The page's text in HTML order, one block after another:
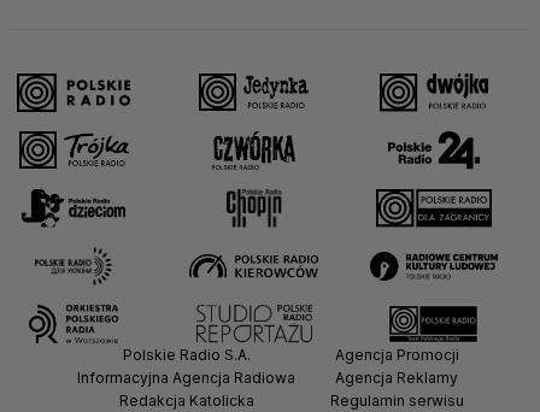
Polskie Radio S.A.
Informacyjna Agencja Radiowa
Redakcja Katolicka
Agencja Promocji
Agencja Reklamy
Regulamin serwisu